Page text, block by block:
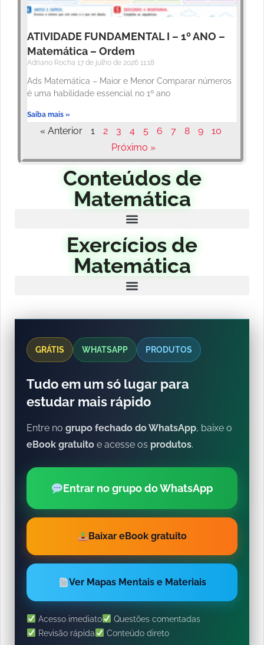
ATIVIDADE FUNDAMENTAL I – 1º ANO –
Matemática – Ordem
Adriano Rocha 17 de julho de 2026 11:18
Ads Matemática – Maior e Menor Comparar números
é uma habilidade essencial no 1º ano
Saiba mais »
« Anterior 1 2 3 4 5 6 7 8 9
10
Próximo »
Conteúdos de
Matemática
Exercícios de
Matemática
GRÁTIS WHATSAPP PRODUTOS
Tudo em um só lugar para
estudar mais rápido
Entre no grupo fechado do WhatsApp, baixe o
eBook gratuito e acesse os produtos.
Entrar no grupo do WhatsApp
Baixar eBook gratuito
Ver Mapas Mentais e Materiais
Acesso imediato
Questões comentadas
Revisão rápida
Conteúdo direto